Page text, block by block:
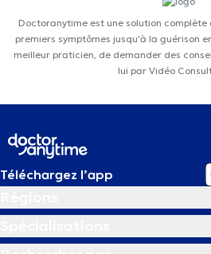
Doctoranytime est une solution complète
premiers symptômes jusqu'à la guérison
meilleur praticien, de demander des
lui par Vidéo
Téléchargez l’app